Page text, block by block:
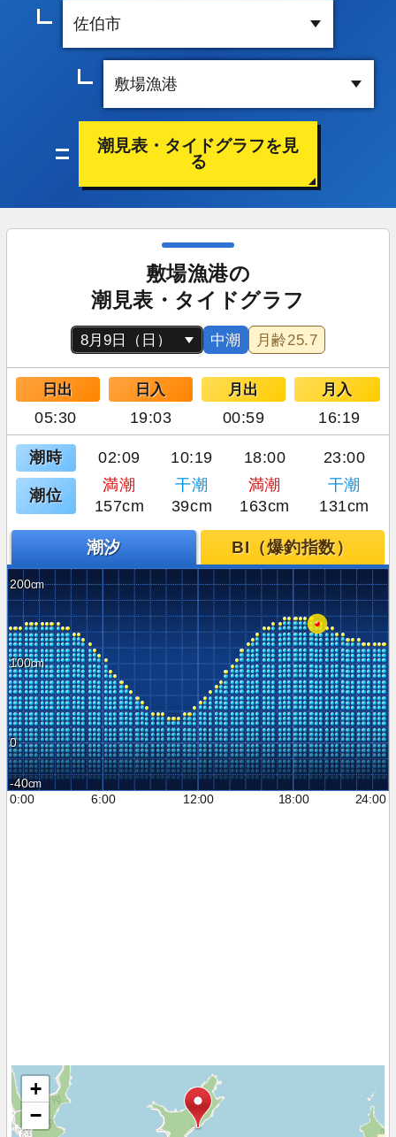
潮見表・タイドグラフを見
る
敷場漁港の
潮見表・タイドグラフ
中潮 月齢25.7
日出 日入 月出 月入
05:30 19:03 00:59 16:19
潮時 02:09 10:19 18:00 23:00
潮位
満潮 干潮 満潮
干潮
157cm
39cm 163cm 131cm
潮汐 BI（爆釣指数）
200
100
0
-40
0:00
6:00 12:00 18:00 24:00
+
−